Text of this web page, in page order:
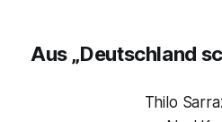
Aus „Deutschland
Thilo